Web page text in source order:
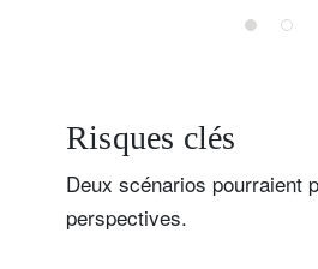
Risques clés
Deux scénarios pourraient
perspectives.